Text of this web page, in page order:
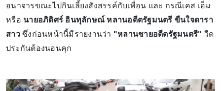
อนาจารขณะไปกินเลี้ยงสังสรรค์กับเพื่อน และ กรณีเคส เอ็ม
หรือ นายอภิดิศร์ อินทุลักษณ์ หลานอดีตรัฐมนตรี ขืนใจดารา
สาวซึ่งก่อนหน้านี้มีรายงานว่า "หลานชายอดีตรัฐมนตรี" วืด
ประกันต้องนอนคุก